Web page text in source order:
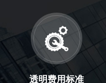
透明费用标准